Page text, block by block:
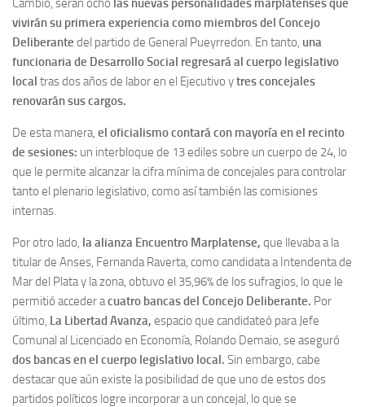
vivirán su primera experiencia como miembros del Concejo
Deliberante del partido de General Pueyrredon. En tanto, una
funcionaria de Desarrollo Social regresará al cuerpo legislativo
local tras dos años de labor en el Ejecutivo ytres concejales
renovarán sus cargos.
De esta manera, el oficialismo contará con mayoría en el recinto
de sesiones: un interbloque de 13 ediles sobre un cuerpo de 24, lo
que le permite alcanzar la cifra mínima de concejales para controlar
tanto el plenario legislativo, como así también las comisiones
internas.
Por otro lado, la alianza Encuentro Marplatense, que llevaba a la
titular de Anses, Fernanda Raverta, como candidata a Intendenta de
Mar del Plata y la zona, obtuvo el 35,96% de los sufragios, lo que le
permitió acceder acuatro bancas del Concejo Deliberante. Por
último, La Libertad Avanza, espacio que candidateó para Jefe
Comunal al Licenciado en Economía, Rolando Demaio, se aseguró
dos bancas en el cuerpo legislativo local. Sin embargo, cabe
destacar que aún existe la posibilidad de que uno de estos dos
partidos políticos logre incorporar a un concejal, lo que se